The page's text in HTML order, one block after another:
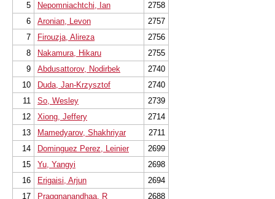
5
Nepomniachtchi, Ian
2758
6
Aronian, Levon
2757
7
Firouzja, Alireza
2756
8
Nakamura, Hikaru
2755
9
Abdusattorov, Nodirbek
2740
10
Duda, Jan-Krzysztof
2740
11
So, Wesley
2739
12
Xiong, Jeffery
2714
13
Mamedyarov, Shakhriyar
2711
14
Dominguez Perez, Leinier
2699
15
Yu, Yangyi
2698
16
Erigaisi, Arjun
2694
17
Praggnanandhaa, R 2688